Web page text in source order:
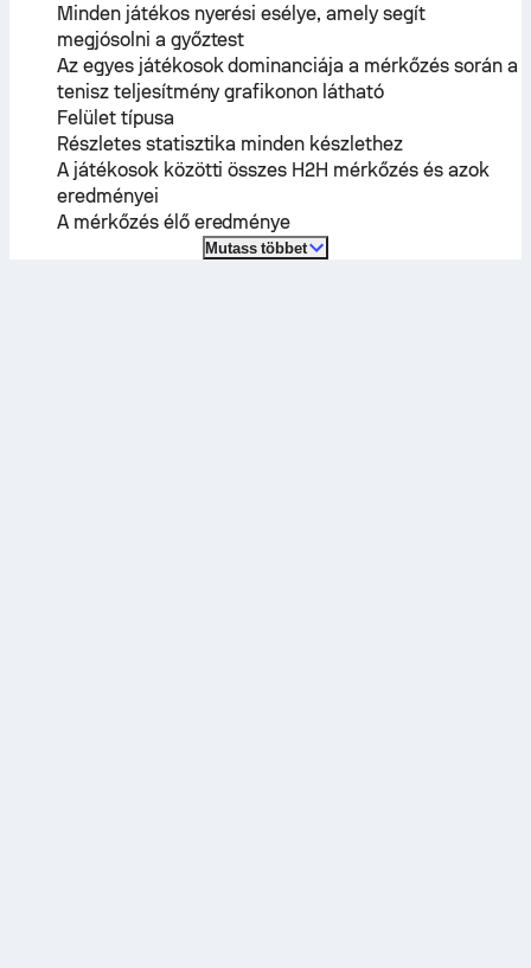
Minden játékos nyerési esélye, amely segít
megjósolni a győztest
Az egyes játékosok dominanciája a mérkőzés során a
tenisz teljesítmény grafikonon látható
Felület típusa
Részletes statisztika minden készlethez
A játékosok közötti összes H2H mérkőzés és azok
eredményei
A mérkőzés élő eredménye
Mutass többet